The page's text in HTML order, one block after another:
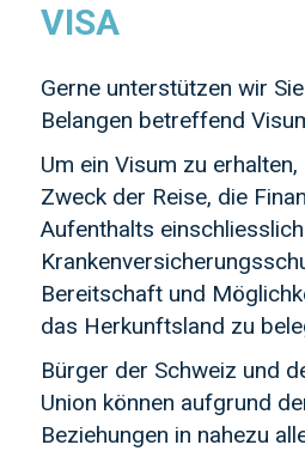
VISA
Gerne unterstützen wir
Belangen betreffend
Um ein Visum zu
Zweck der Reise, die
Aufenthalts
Bereitschaft und
das Herkunftsland zu
Bürger der Schweiz und
Union können aufgrund
Beziehungen in nahezu